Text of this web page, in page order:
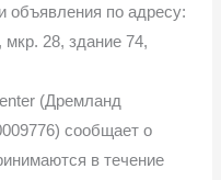
объявления по адресу:
мкр. 28, здание 74,
(Дремланд
сообщает о
в течение